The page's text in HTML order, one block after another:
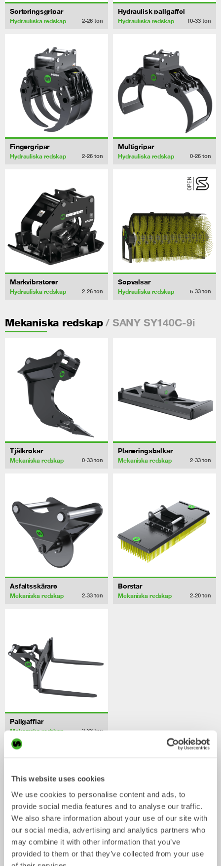
This website uses cookies
We use cookies to personalise content and ads, to
provide social media features and to analyse our traffic.
We also share information about your use of our site with
our social media, advertising and analytics partners who
may combine it with other information that you’ve
provided to them or that they’ve collected from your use
Sorteringsgripar
Hydrauliska redskap 2-26 ton
Hydraulisk pallgaffel
Hydrauliska redskap 10-33 ton
Fingergripar
Hydrauliska redskap 2-26 ton
Multigripar
Hydrauliska redskap 0-26 ton
Markvibratorer
Hydrauliska redskap 2-26 ton
Sopvalsar
Hydrauliska redskap 5-33 ton
Mekaniska redskap/ SANY SY140C-9i
Tjälkrokar
Mekaniska redskap 0-33 ton
Planeringsbalkar
Mekaniska redskap 2-33 ton
Asfaltsskärare
Mekaniska redskap 2-33 ton
Borstar
Mekaniska redskap 2-20 ton
Pallgafflar
Mekaniska redskap 2-33ton